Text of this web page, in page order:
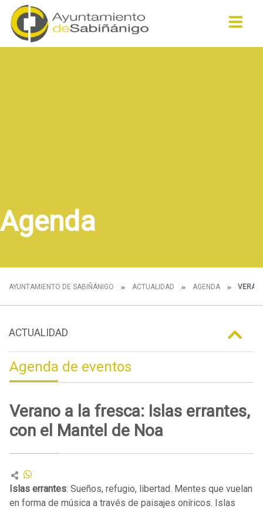
Agenda
AYUNTAMIENTO DE SABIÑÁNIGO ACTUALIDAD AGENDA
ACTUALIDAD
Agenda de eventos
Verano a la fresca: Islas errantes,
con el Mantel de Noa
Islas errantes: Sueños, refugio, libertad. Mentes que vuelan
en forma de música a través de paisajes oníricos. Islas